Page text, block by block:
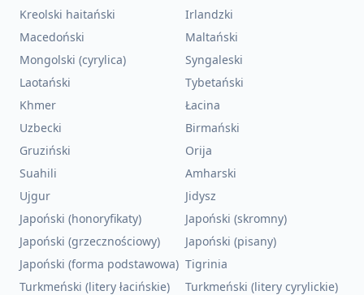
Kreolski haitański
Irlandzki
Macedoński
Maltański
Mongolski (cyrylica)
Syngaleski
Laotański
Tybetański
Khmer
Łacina
Uzbecki
Birmański
Gruziński
Orija
Suahili
Amharski
Ujgur
Jidysz
Japoński (honoryfikaty)
Japoński (skromny)
Japoński (grzecznościowy)
Japoński (pisany)
Japoński (forma podstawowa) Tigrinia
Turkmeński (litery łacińskie)
Turkmeński (litery cyrylickie)